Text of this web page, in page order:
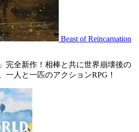
Beast of Reincarnation
完全新作！相棒と共に世界崩壊後の
一人と一匹のアクションRPG！